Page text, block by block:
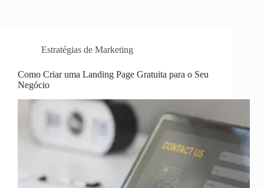
Estratégias de Marketing
Como Criar uma Landing Page Gratuita para o Seu
Negócio